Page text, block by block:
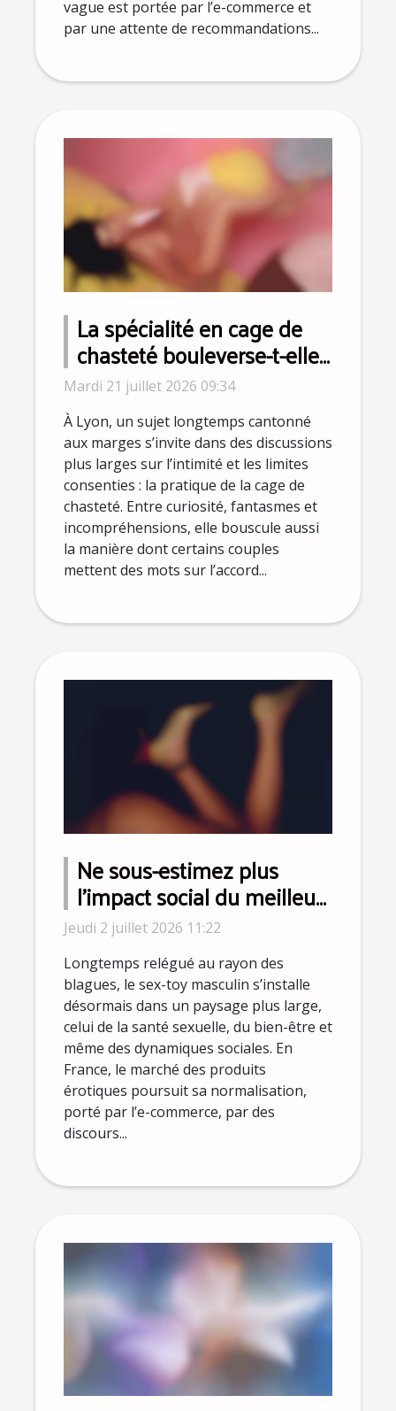
vague est portée par l’e-commerce et
par une attente de recommandations...
La spécialité en cage de
chasteté bouleverse-t-elle
la perception du
consentement à Lyon ?
Mardi 21 juillet 2026 09:34
À Lyon, un sujet longtemps cantonné
aux marges s’invite dans des discussions
plus larges sur l’intimité et les limites
consenties : la pratique de la cage de
chasteté. Entre curiosité, fantasmes et
incompréhensions, elle bouscule aussi
la manière dont certains couples
mettent des mots sur l’accord...
Ne sous-estimez plus
l’impact social du meilleur
sex-toy pour homme
Jeudi 2 juillet 2026 11:22
Longtemps relégué au rayon des
blagues, le sex-toy masculin s’installe
désormais dans un paysage plus large,
celui de la santé sexuelle, du bien-être et
même des dynamiques sociales. En
France, le marché des produits
érotiques poursuit sa normalisation,
porté par l’e-commerce, par des
discours...